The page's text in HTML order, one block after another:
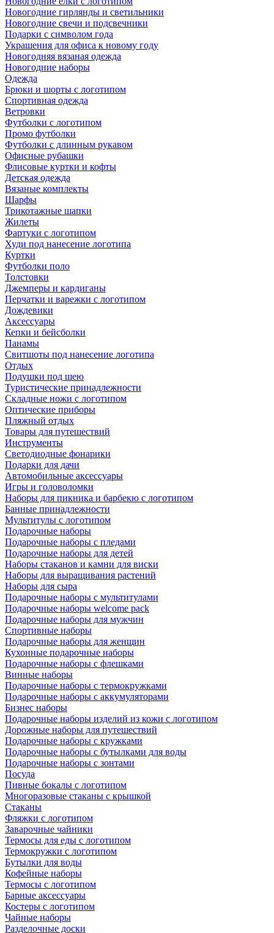
Новогодние гирлянды и светильники
Новогодние свечи и подсвечники
Подарки с символом года
Украшения для офиса к новому году
Новогодняя вязаная одежда
Новогодние наборы
Одежда
Брюки и шорты с логотипом
Спортивная одежда
Ветровки
Футболки с логотипом
Промо футболки
Футболки с длинным рукавом
Офисные рубашки
Флисовые куртки и кофты
Детская одежда
Вязаные комплекты
Шарфы
Трикотажные шапки
Жилеты
Фартуки с логотипом
Худи под нанесение логотипа
Куртки
Футболки поло
Толстовки
Джемперы и кардиганы
Перчатки и варежки с логотипом
Дождевики
Аксессуары
Кепки и бейсболки
Панамы
Свитшоты под нанесение логотипа
Отдых
Подушки под шею
Туристические принадлежности
Складные ножи с логотипом
Оптические приборы
Пляжный отдых
Товары для путешествий
Инструменты
Светодиодные фонарики
Подарки для дачи
Автомобильные аксессуары
Игры и головоломки
Наборы для пикника и барбекю с логотипом
Банные принадлежности
Мультитулы с логотипом
Подарочные наборы
Подарочные наборы с пледами
Подарочные наборы для детей
Наборы стаканов и камни для виски
Наборы для выращивания растений
Наборы для сыра
Подарочные наборы с мультитулами
Подарочные наборы welcome pack
Подарочные наборы для мужчин
Спортивные наборы
Подарочные наборы для женщин
Кухонные подарочные наборы
Подарочные наборы с флешками
Винные наборы
Подарочные наборы с термокружками
Подарочные наборы с аккумуляторами
Бизнес наборы
Подарочные наборы изделий из кожи с логотипом
Дорожные наборы для путешествий
Подарочные наборы с кружками
Подарочные наборы с бутылками для воды
Подарочные наборы с зонтами
Посуда
Пивные бокалы с логотипом
Многоразовые стаканы с крышкой
Стаканы
Фляжки с логотипом
Заварочные чайники
Термосы для еды с логотипом
Термокружки с логотипом
Бутылки для воды
Кофейные наборы
Термосы с логотипом
Барные аксессуары
Костеры с логотипом
Чайные наборы
Разделочные доски